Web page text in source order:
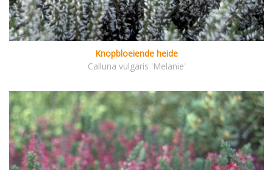
Knopbloeiende heide
Calluna vulgaris 'Melanie'